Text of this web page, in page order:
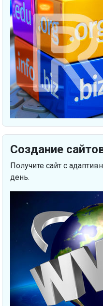
Создание
Получите сайт с
день.